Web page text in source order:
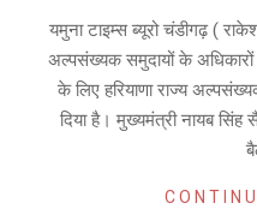
30
यमुना टाइम्स ब्यूरो चंडीगढ़ (
अल्पसंख्यक समुदायों के अधिकारों
के लिए हरियाणा राज्य
दिया है। मुख्यमंत्री नायब सिंह